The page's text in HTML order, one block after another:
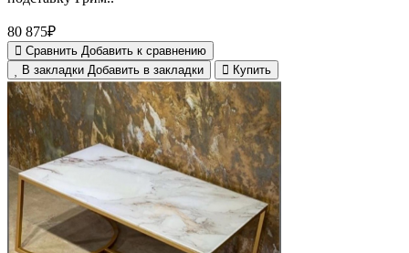
80 875₽
Сравнить Добавить к сравнению
В закладки Добавить в закладки Купить